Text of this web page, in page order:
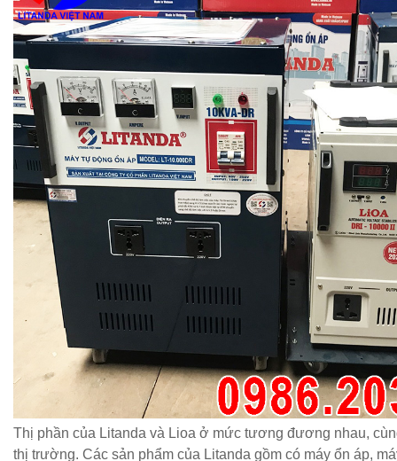
Thị phần của Litanda và Lioa ở mức tương đương nhau,
thị trường. Các sản phẩm của Litanda gồm có máy ổn áp,